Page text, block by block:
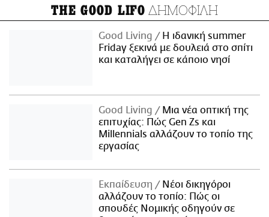
THE GOOD LIFO ΔΗΜΟΦΙΛΗ
Good Living
Η ιδανική summer
Friday ξεκινά με δουλειά στο σπίτι
και καταλήγει σε κάποιο νησί
Good Living
Μια νέα οπτική της
επιτυχίας: Πώς Gen Zs και
Millennials αλλάζουν το τοπίο της
εργασίας
Εκπαίδευση
Νέοι δικηγόροι
αλλάζουν το τοπίο: Πώς οι
σπουδές Νομικής οδηγούν σε